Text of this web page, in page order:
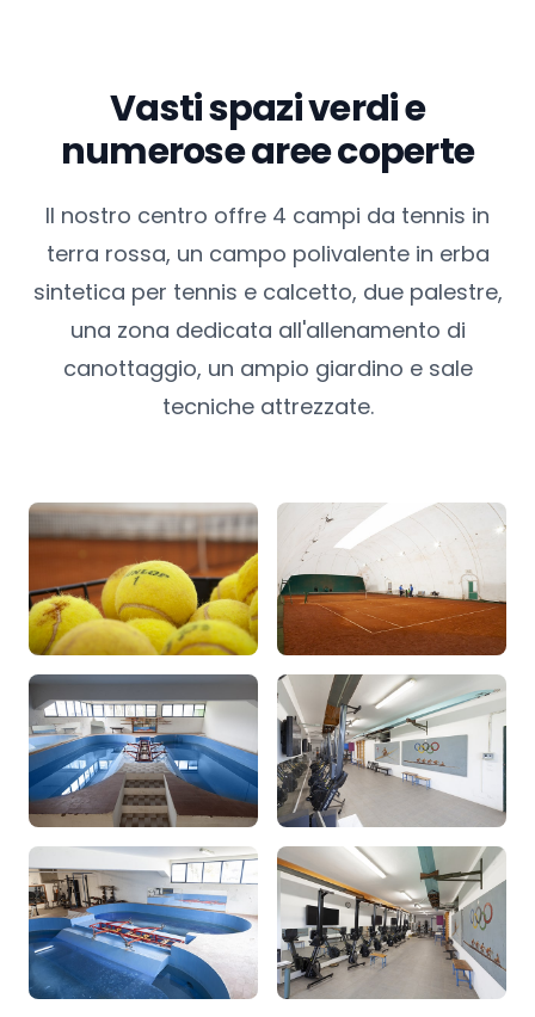
Vasti spazi verdi e
numerose aree coperte
Il nostro centro offre 4 campi da tennis in
terra rossa, un campo polivalente in erba
sintetica per tennis e calcetto, due palestre,
una zona dedicata all'allenamento di
canottaggio, un ampio giardino e sale
tecniche attrezzate.